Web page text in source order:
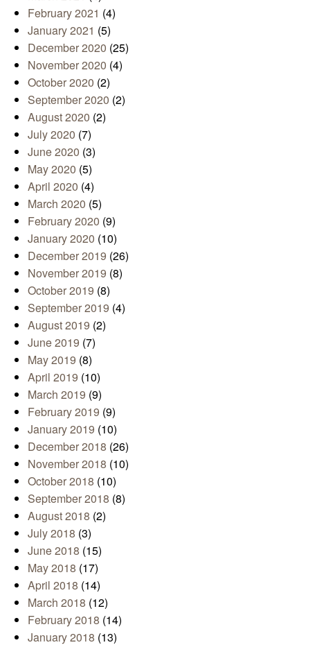
February 2021 (4)
January 2021 (5)
December 2020 (25)
November 2020 (4)
October 2020 (2)
September 2020 (2)
August 2020 (2)
July 2020 (7)
June 2020 (3)
May 2020 (5)
April 2020 (4)
March 2020 (5)
February 2020 (9)
January 2020 (10)
December 2019 (26)
November 2019 (8)
October 2019 (8)
September 2019 (4)
August 2019 (2)
June 2019 (7)
May 2019 (8)
April 2019 (10)
March 2019 (9)
February 2019 (9)
January 2019 (10)
December 2018 (26)
November 2018 (10)
October 2018 (10)
September 2018 (8)
August 2018 (2)
July 2018 (3)
June 2018 (15)
May 2018 (17)
April 2018 (14)
March 2018 (12)
February 2018 (14)
January 2018 (13)